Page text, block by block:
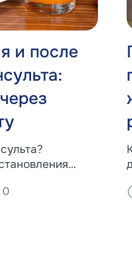
и после
0